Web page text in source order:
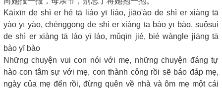
Kāixīn de shì er hé tā liáo yī liáo, jiāo'ào de shì er xiàng tā
yào yī yào, chénggōng de shì er xiàng tā bào yī bào, suǒsuì
de shì er xiàng tā láo yī láo, mǔqīn jié, bié wàngle jiāng tā
bào yī bào
Những chuyện vui con nói với mẹ, những chuyện đáng tự
hào con tâm sự với mẹ, con thành công rồi sẽ báo đáp mẹ,
ngày của mẹ đến rồi, đừng quên về nhà và ôm mẹ một cái